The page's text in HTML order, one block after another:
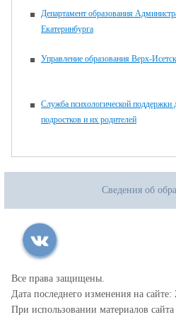
Департамент образования
Екатеринбурга
Управление образования Верх-
Служба психологической поддержки
подростков и их родителей
Сведения об
Все права защищены.
Дата последнего изменения на сайте:
При использовании материалов